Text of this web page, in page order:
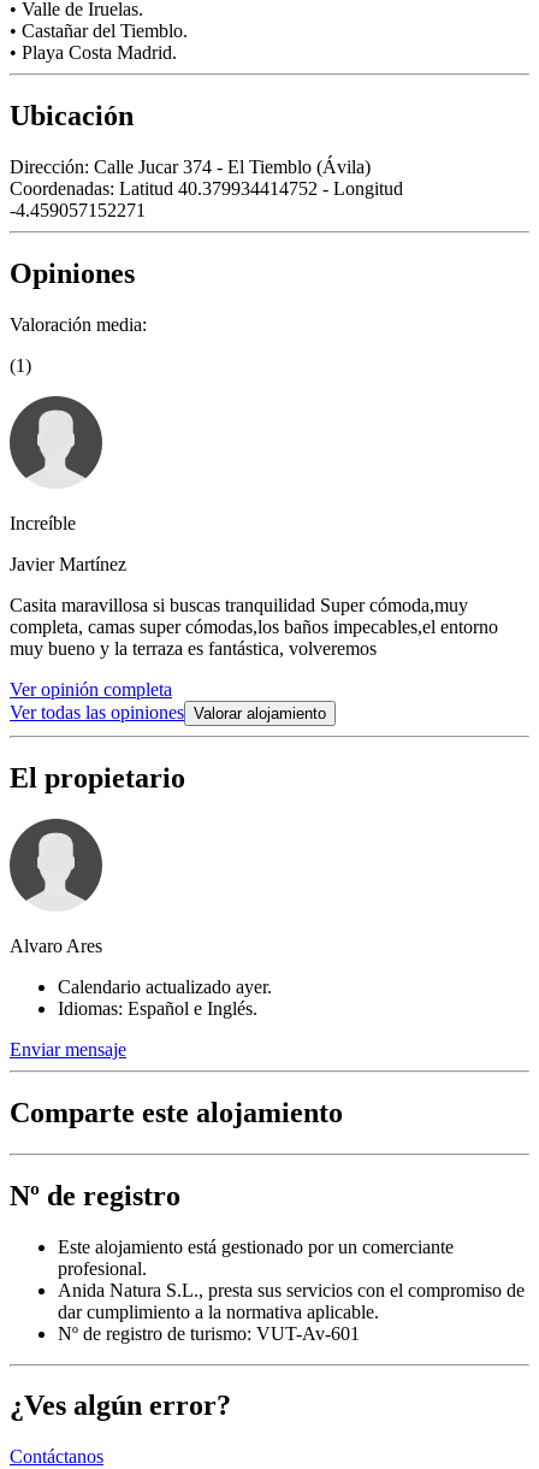
• Valle de Iruelas.
• Castañar del Tiemblo.
• Playa Costa Madrid.
Ubicación
Dirección: Calle Jucar 374 - El Tiemblo (Ávila)
Coordenadas: Latitud 40.379934414752 - Longitud
-4.459057152271
Opiniones
Valoración media:
(1)
Increíble
Javier Martínez
Casita maravillosa si buscas tranquilidad Super cómoda,muy
completa, camas super cómodas,los baños impecables,el entorno
muy bueno y la terraza es fantástica, volveremos
Ver opinión completa
Ver todas las opiniones Valorar alojamiento
El propietario
Alvaro Ares
Calendario actualizado ayer.
Idiomas: Español e Inglés.
Enviar mensaje
Comparte este alojamiento
Nº de registro
Este alojamiento está gestionado por un comerciante
profesional.
Anida Natura S.L., presta sus servicios con el compromiso de
dar cumplimiento a la normativa aplicable.
Nº de registro de turismo: VUT-Av-601
¿Ves algún error?
Contáctanos